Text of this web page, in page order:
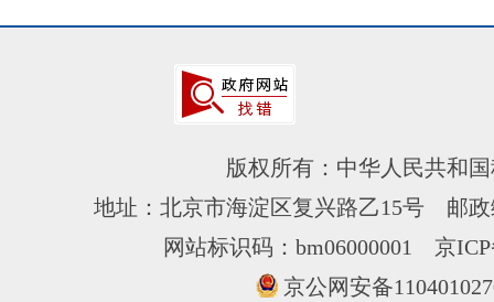
版权所有：中华人民共和
地址：北京市海淀区复兴路乙15号 邮
网站标识码：bm06000001 京
京公网安备